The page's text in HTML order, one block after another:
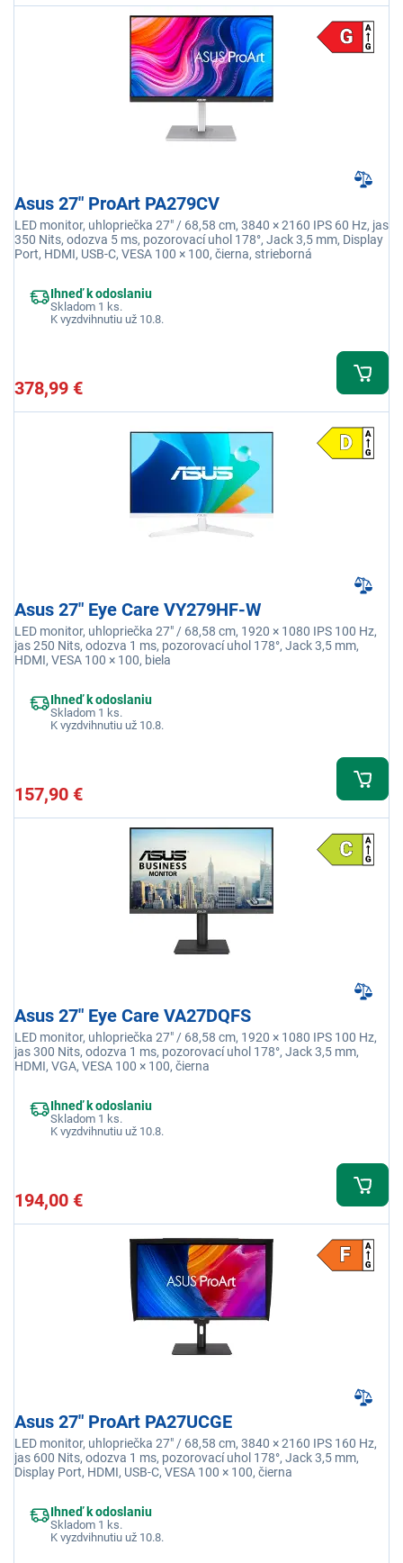
Asus 27" ProArt PA279CV
LED monitor, uhlopriečka 27" / 68,58 cm, 3840 × 2160 IPS 60 Hz, jas
350 Nits, odozva 5 ms, pozorovací uhol 178°, Jack 3,5 mm, Display
Port, HDMI, USB-C, VESA 100 × 100, čierna, strieborná
Ihneď k odoslaniu
Skladom 1 ks.
K vyzdvihnutiu už 10.8.
378,99 €
Asus 27" Eye Care VY279HF-W
LED monitor, uhlopriečka 27" / 68,58 cm, 1920 × 1080 IPS 100 Hz,
jas 250 Nits, odozva 1 ms, pozorovací uhol 178°, Jack 3,5 mm,
HDMI, VESA 100 × 100, biela
Ihneď k odoslaniu
Skladom 1 ks.
K vyzdvihnutiu už 10.8.
157,90 €
Asus 27" Eye Care VA27DQFS
LED monitor, uhlopriečka 27" / 68,58 cm, 1920 × 1080 IPS 100 Hz,
jas 300 Nits, odozva 1 ms, pozorovací uhol 178°, Jack 3,5 mm,
HDMI, VGA, VESA 100 × 100, čierna
Ihneď k odoslaniu
Skladom 1 ks.
K vyzdvihnutiu už 10.8.
194,00 €
Asus 27" ProArt PA27UCGE
LED monitor, uhlopriečka 27" / 68,58 cm, 3840 × 2160 IPS 160 Hz,
jas 600 Nits, odozva 1 ms, pozorovací uhol 178°, Jack 3,5 mm,
Display Port, HDMI, USB-C, VESA 100 × 100, čierna
Ihneď k odoslaniu
Skladom 1 ks.
K vyzdvihnutiu už 10.8.